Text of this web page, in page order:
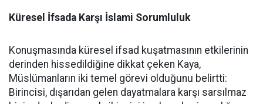
Küresel İfsada Karşı İslami Sorumluluk
Konuşmasında küresel ifsad kuşatmasının etkilerinin
derinden hissedildiğine dikkat çeken Kaya,
Müslümanların iki temel görevi olduğunu belirtti:
Birincisi, dışarıdan gelen dayatmalara karşı sarsılmaz